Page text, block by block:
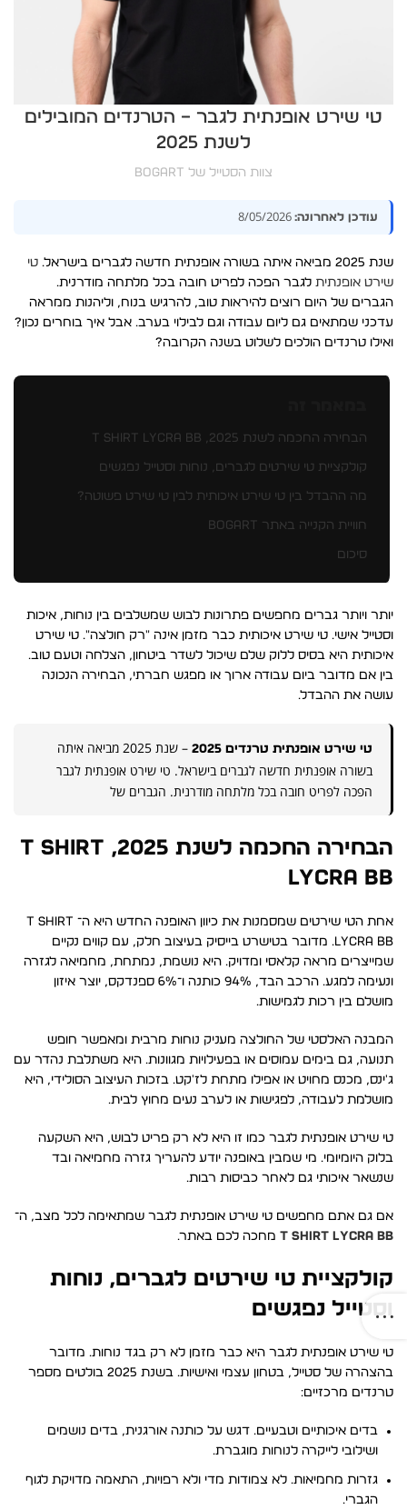
טי שירט אופנתית לגבר – הטרנדים המובילים
לשנת 2025
צוות הסטייל של BOGART
עודכן לאחרונה:
שנת 2025 מביאה איתה בשורה אופנתית חדשה לגברים בישראל.
טי
שירט אופנתית לגבר הפכה לפריט חובה בכל מלתחה מודרנית.
הגברים של היום רוצים להיראות טוב, להרגיש בנוח, וליהנות ממראה
עדכני שמתאים גם ליום עבודה וגם לבילוי בערב. אבל איך בוחרים נכון?
ואילו טרנדים הולכים לשלוט בשנה הקרובה?
הבחירה החכמה לשנת 2025, T SHIRT LYCRA BB
קולקציית טי שירטים לגברים, נוחות וסטייל נפגשים
מה ההבדל בין טי שירט איכותית לבין טי שירט פשוטה?
חוויית הקנייה באתר BOGART
סיכום
יותר ויותר גברים מחפשים פתרונות לבוש שמשלבים בין נוחות, איכות
וסטייל אישי. טי שירט איכותית כבר מזמן אינה "רק חולצה". טי שירט
איכותית היא בסיס ללוק שלם שיכול לשדר ביטחון, הצלחה וטעם טוב.
בין אם מדובר ביום עבודה ארוך או מפגש חברתי, הבחירה הנכונה
עושה את ההבדל.
טי שירט אופנתית טרנדים 2025
– שנת 2025 מביאה איתה
בשורה אופנתית חדשה לגברים בישראל. טי שירט אופנתית לגבר
הפכה לפריט חובה בכל מלתחה מודרנית. הגברים של
הבחירה החכמה לשנת 2025, T SHIRT
LYCRA BB
אחת הטי שירטים שמסמנות את כיוון האופנה החדש היא ה־ T SHIRT
LYCRA BB. מדובר בטישרט בייסיק בעיצוב חלק, עם קווים נקיים
שמייצרים מראה קלאסי ומדויק. היא נושמת, נמתחת, מחמיאה לגזרה
ונעימה למגע. הרכב הבד, 94% כותנה ו־6% ספנדקס, יוצר איזון
מושלם בין רכות לגמישות.
המבנה האלסטי של החולצה מעניק נוחות מרבית ומאפשר חופש
תנועה, גם בימים עמוסים או בפעילויות מגוונות. היא משתלבת נהדר עם
ג'ינס, מכנס מחויט או אפילו מתחת לז'קט. בזכות העיצוב הסולידי, היא
מושלמת לעבודה, לפגישות או לערב נעים מחוץ לבית.
טי שירט אופנתית לגבר כמו זו היא לא רק פריט לבוש, היא השקעה
בלוק היומיומי. מי שמבין באופנה יודע להעריך גזרה מחמיאה ובד
שנשאר איכותי גם לאחר כביסות רבות.
אם גם אתם מחפשים טי שירט אופנתית לגבר שמתאימה לכל מצב, ה־
T SHIRT LYCRA BB מחכה לכם באתר.
קולקציית טי שירטים לגברים, נוחות
וסטייל נפגשים
טי שירט אופנתית לגבר היא כבר מזמן לא רק בגד נוחות. מדובר
בהצהרה של סטייל, בטחון עצמי ואישיות. בשנת 2025 בולטים מספר
טרנדים מרכזיים:
בדים איכותיים וטבעיים. דגש על כותנה אורגנית, בדים נושמים
ושילובי לייקרה לנוחות מוגברת.
גזרות מחמיאות. לא צמודות מדי ולא רפויות, התאמה מדויקת לגוף
הגברי.